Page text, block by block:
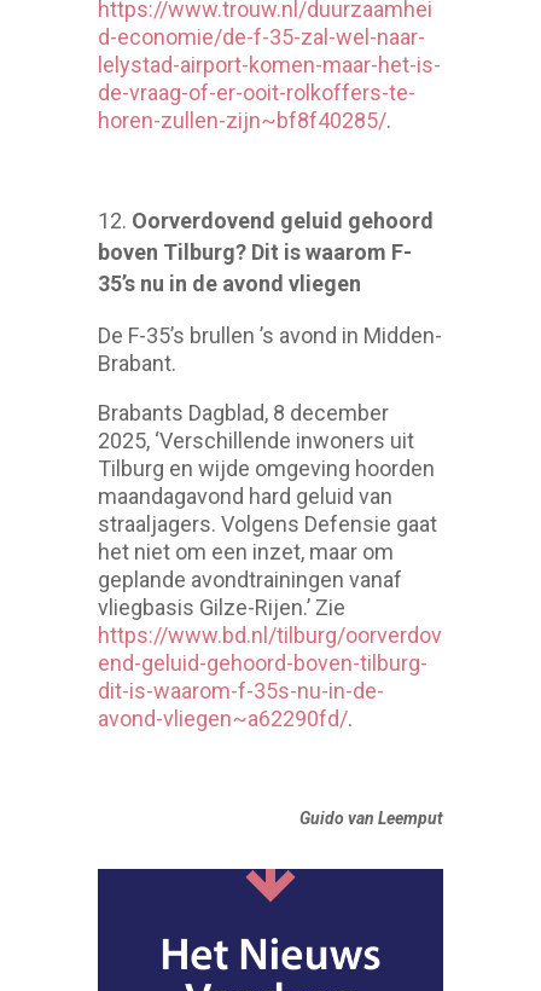
https://www.trouw.nl/duurzaamhei
d-economie/de-f-35-zal-wel-naar-
lelystad-airport-komen-maar-het-is-
de-vraag-of-er-ooit-rolkoffers-te-
horen-zullen-zijn~bf8f40285/.
Oorverdovend geluid gehoord
boven Tilburg? Dit is waarom F-
35’s nu in de avond vliegen
De F-35’s brullen ’s avond in Midden-
Brabant.
Brabants Dagblad, 8 december
2025, ‘Verschillende inwoners uit
Tilburg en wijde omgeving hoorden
maandagavond hard geluid van
straaljagers. Volgens Defensie gaat
het niet om een inzet, maar om
geplande avondtrainingen vanaf
vliegbasis Gilze-Rijen.’ Zie
https://www.bd.nl/tilburg/oorverdov
end-geluid-gehoord-boven-tilburg-
dit-is-waarom-f-35s-nu-in-de-
avond-vliegen~a62290fd/.
Guido van Leemput